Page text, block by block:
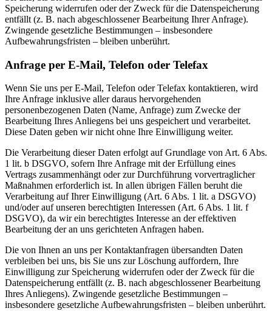
Speicherung widerrufen oder der Zweck für die Datenspeicherung
entfällt (z. B. nach abgeschlossener Bearbeitung Ihrer Anfrage).
Zwingende gesetzliche Bestimmungen – insbesondere
Aufbewahrungsfristen – bleiben unberührt.
Anfrage per E-Mail, Telefon oder Telefax
Wenn Sie uns per E-Mail, Telefon oder Telefax kontaktieren, wird
Ihre Anfrage inklusive aller daraus hervorgehenden
personenbezogenen Daten (Name, Anfrage) zum Zwecke der
Bearbeitung Ihres Anliegens bei uns gespeichert und verarbeitet.
Diese Daten geben wir nicht ohne Ihre Einwilligung weiter.
Die Verarbeitung dieser Daten erfolgt auf Grundlage von Art. 6 Abs.
1 lit. b DSGVO, sofern Ihre Anfrage mit der Erfüllung eines
Vertrags zusammenhängt oder zur Durchführung vorvertraglicher
Maßnahmen erforderlich ist. In allen übrigen Fällen beruht die
Verarbeitung auf Ihrer Einwilligung (Art. 6 Abs. 1 lit. a DSGVO)
und/oder auf unseren berechtigten Interessen (Art. 6 Abs. 1 lit. f
DSGVO), da wir ein berechtigtes Interesse an der effektiven
Bearbeitung der an uns gerichteten Anfragen haben.
Die von Ihnen an uns per Kontaktanfragen übersandten Daten
verbleiben bei uns, bis Sie uns zur Löschung auffordern, Ihre
Einwilligung zur Speicherung widerrufen oder der Zweck für die
Datenspeicherung entfällt (z. B. nach abgeschlossener Bearbeitung
Ihres Anliegens). Zwingende gesetzliche Bestimmungen –
insbesondere gesetzliche Aufbewahrungsfristen – bleiben unberührt.